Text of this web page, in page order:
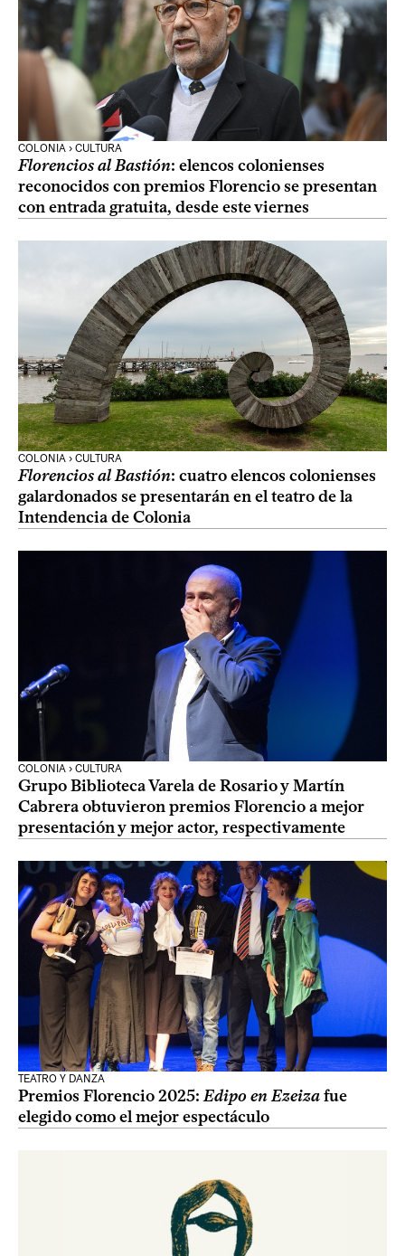
COLONIA › CULTURA
Florencios al Bastión: elencos colonienses
reconocidos con premios Florencio se presentan
con entrada gratuita, desde este viernes
COLONIA › CULTURA
Florencios al Bastión: cuatro elencos colonienses
galardonados se presentarán en el teatro de la
Intendencia de Colonia
COLONIA › CULTURA
Grupo Biblioteca Varela de Rosario y Martín
Cabrera obtuvieron premios Florencio a mejor
presentación y mejor actor, respectivamente
TEATRO Y DANZA
Premios Florencio 2025:Edipo en Ezeizafue
elegido como el mejor espectáculo